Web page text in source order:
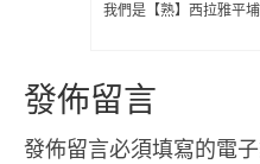
我們是【熟】西拉雅平
發佈留言
發佈留言必須填寫的電